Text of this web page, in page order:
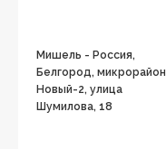
Мишель - Россия,
Белгород, микрорайон
Новый-2, улица
Шумилова, 18